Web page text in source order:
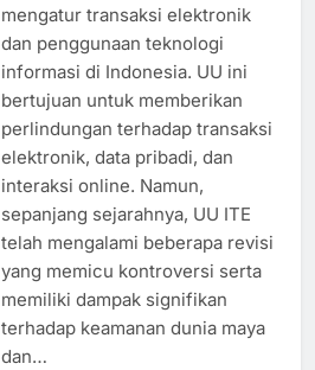
mengatur transaksi elektronik
dan penggunaan teknologi
informasi di Indonesia. UU ini
bertujuan untuk memberikan
perlindungan terhadap transaksi
elektronik, data pribadi, dan
interaksi online. Namun,
sepanjang sejarahnya, UU ITE
telah mengalami beberapa revisi
yang memicu kontroversi serta
memiliki dampak signifikan
terhadap keamanan dunia maya
dan…